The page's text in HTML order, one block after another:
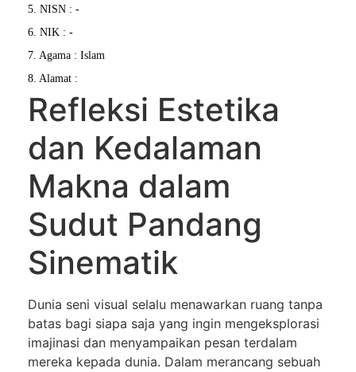
5. NISN : -
6. NIK : -
7. Agama : Islam
8. Alamat :
Refleksi Estetika
dan Kedalaman
Makna dalam
Sudut Pandang
Sinematik
Dunia seni visual selalu menawarkan ruang tanpa
batas bagi siapa saja yang ingin mengeksplorasi
imajinasi dan menyampaikan pesan terdalam
mereka kepada dunia. Dalam merancang sebuah